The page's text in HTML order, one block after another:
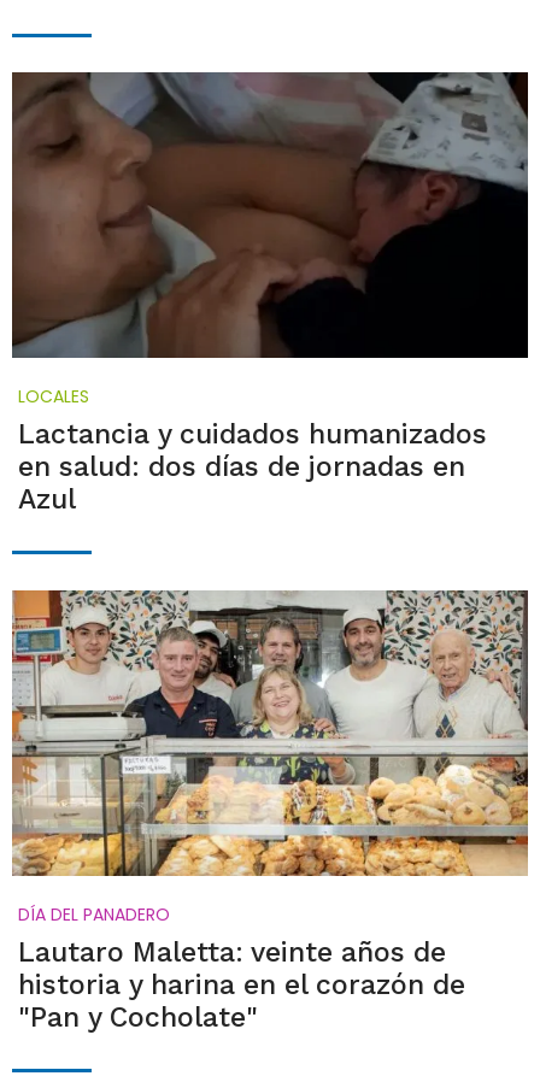
LOCALES
Lactancia y cuidados humanizados
en salud: dos días de jornadas en
Azul
DÍA DEL PANADERO
Lautaro Maletta: veinte años de
historia y harina en el corazón de
"Pan y Cocholate"